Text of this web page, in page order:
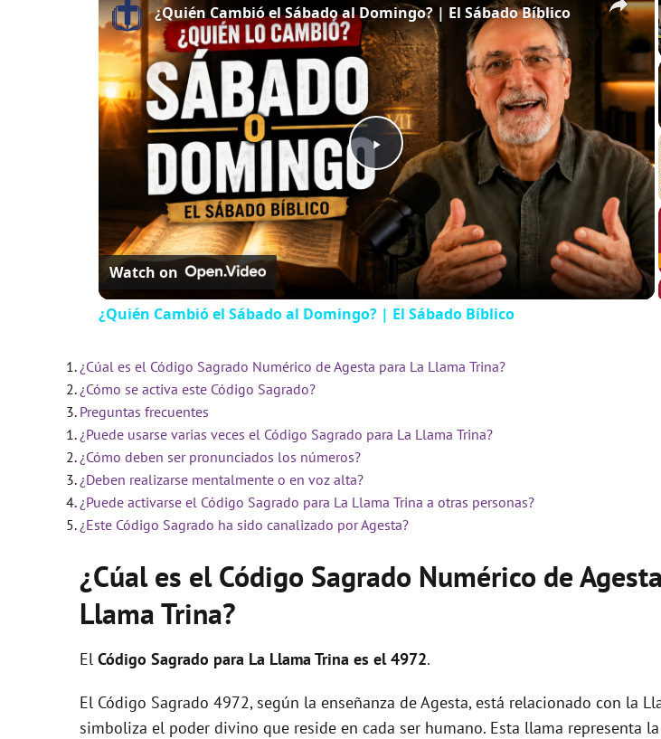
P
a
i
d
¿Quién Cambió el Sábado al Domingo? | El Sábado Bíblico
Watch on
¿Quién Cambió el Sábado al Domingo? | El Sábado Bíblico
¿Cúal es el Código Sagrado Numérico de Agesta para La Llama Trina?
¿Cómo se activa este Código Sagrado?
Preguntas frecuentes
¿Puede usarse varias veces el Código Sagrado para La Llama Trina?
¿Cómo deben ser pronunciados los números?
¿Deben realizarse mentalmente o en voz alta?
¿Puede activarse el Código Sagrado para La Llama Trina a otras personas?
¿Este Código Sagrado ha sido canalizado por Agesta?
¿Cúal es el Código Sagrado Numérico de
Llama Trina?
El Código Sagrado para La Llama Trina es el 4972.
El Código Sagrado 4972, según la enseñanza de Agesta, está relacionado con la
simboliza el poder divino que reside en cada ser humano. Esta llama representa